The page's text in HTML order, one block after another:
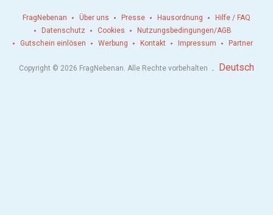
FragNebenan Über uns Presse Hausordnung
Hilfe / FAQ
Datenschutz
Cookies
Nutzungsbedingungen/AGB
Gutschein einlösen
Werbung Kontakt Impressum Partner
Copyright © 2026 FragNebenan. Alle Rechte vorbehalten . Deutsch